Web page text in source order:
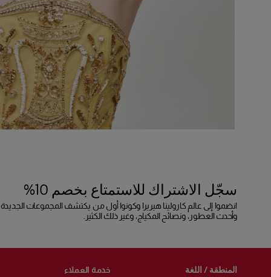
سجّل الاشتراك للاستمتاع بخصم 10%
انضموا إلى عالم كارولينا هيريرا وكونوا أول من يكتشف المجموعات
وأحدث العطور، ونصائح المكياج، وغير ذلك الكثير.
المنطقة / اللغة خدمة العملاء